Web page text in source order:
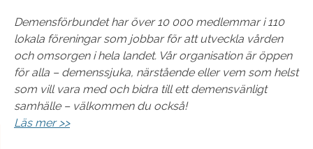
Demensförbundet har över 10 000 medlemmar i 110
lokala föreningar som jobbar för att utveckla vården
och omsorgen i hela landet. Vår organisation är öppen
för alla – demenssjuka, närstående eller vem som helst
som vill vara med och bidra till ett demensvänligt
samhälle – välkommen du också!
Läs mer >>